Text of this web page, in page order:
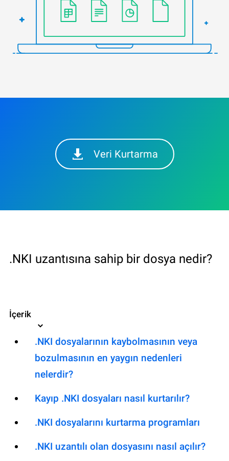
Veri Kurtarma
.NKI uzantısına sahip bir dosya nedir?
İçerik
.NKI dosyalarının kaybolmasının veya
bozulmasının en yaygın nedenleri
nelerdir?
Kayıp .NKI dosyaları nasıl kurtarılır?
.NKI dosyalarını kurtarma programları
.NKI uzantılı olan dosyasını nasıl açılır?